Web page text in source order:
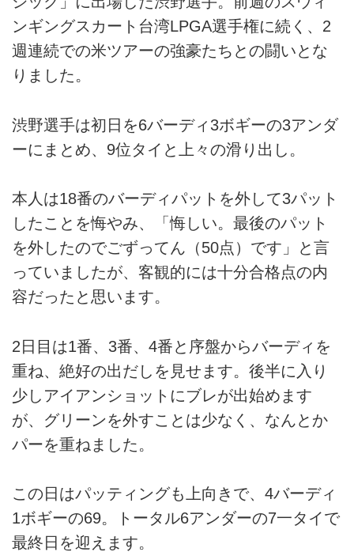
ンギングスカート台湾LPGA選手権に続く、2
週連続での米ツアーの強豪たちとの闘いとな
りました。
渋野選手は初日を6バーディ3ボギーの3アンダ
ーにまとめ、9位タイと上々の滑り出し。
本人は18番のバーディパットを外して3パット
したことを悔やみ、「悔しい。最後のパット
を外したのでごずってん（50点）です」と言
っていましたが、客観的には十分合格点の内
容だったと思います。
2日目は1番、3番、4番と序盤からバーディを
重ね、絶好の出だしを見せます。後半に入り
少しアイアンショットにブレが出始めます
が、グリーンを外すことは少なく、なんとか
パーを重ねました。
この日はパッティングも上向きで、4バーディ
1ボギーの69。トータル6アンダーの7一タイで
最終日を迎えます。